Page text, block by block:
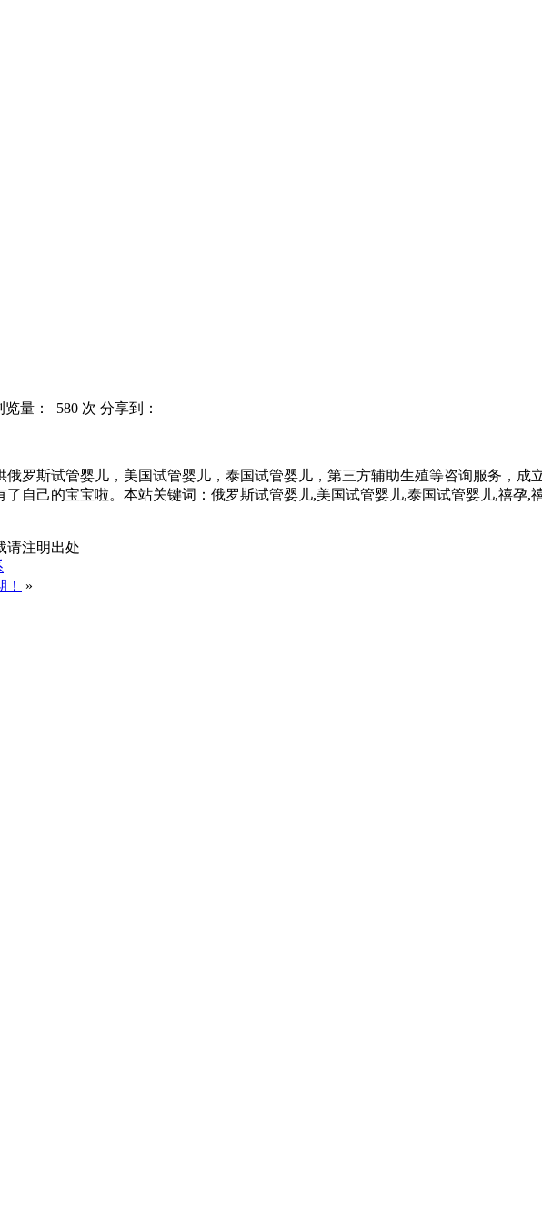
览量： 580 次 分享到：
罗斯试管婴儿，美国试管婴儿，泰国试管婴儿，第三方辅助生殖等咨询服务，
自己的宝宝啦。本站关键词：俄罗斯试管婴儿,美国试管婴儿,泰国试管婴儿,禧孕
请注明出处
»